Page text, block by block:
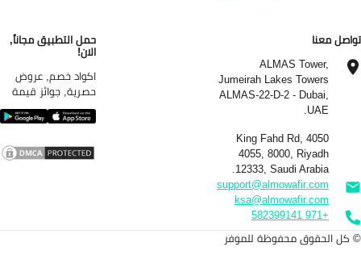
معنا
ALMAS Tower,
Jumeirah Lakes Towers
ALMAS-22-D-2 - Dubai,
UAE.
4050 King Fahd Rd,
4055, 8000, Riyadh
12333, Saudi Arabia.
support@almowafir.com
ksa@almowafir.com
حمل التطبيق مجاناً,
الان!
اكواد خصم, عروض
حصرية, جوائز قيمة
الحقوق محفوظة للموفر